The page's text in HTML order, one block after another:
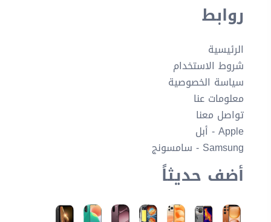
روابط
الرئيسية
شروط الاستخدام
سياسة الخصوصية
معلومات عنا
تواصل معنا
Apple - أبل
Samsung - سامسونج
أضف حديثاً